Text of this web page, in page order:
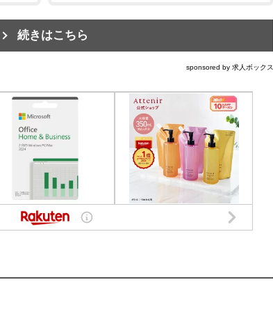
続きはこちら
sponsored by 求人ボックス